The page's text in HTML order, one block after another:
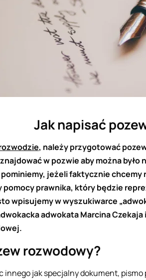
Jak napisać
, należy przygotować
w pozwie aby można
jeżeli faktycznie chcemy
prawnika, który będzie
wpisujemy w wyszukiwarce
adwokata Marcina
rozwodowy?
innego jak specjalny dokument,